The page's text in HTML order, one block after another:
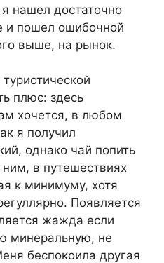
нашел достаточно
и пошел ошибочной
выше, на рынок.
плюс: здесь
хочется, в любом
я получил
однако чай попить
в путешествиях
к минимуму, хотя
Появляется
жажда если
минеральную, не
беспокоила другая